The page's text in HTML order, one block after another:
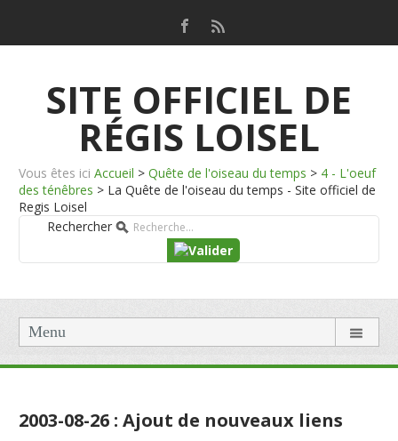
SITE OFFICIEL DE
RÉGIS LOISEL
Vous êtes ici Accueil > Quête de l'oiseau du temps > 4 - L'oeuf
des ténêbres > La Quête de l'oiseau du temps - Site officiel de
Regis Loisel
Rechercher
Menu
2003-08-26 : Ajout de nouveaux liens